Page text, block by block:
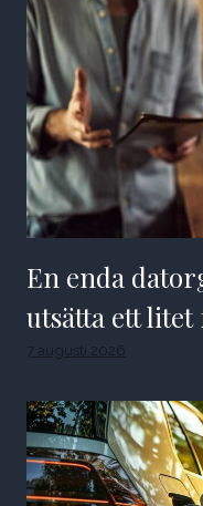
En enda
utsätta ett
7 augusti 2026